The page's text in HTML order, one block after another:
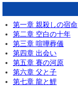
第一章 親殺しの宿命
第二章 空白の十年
第三章 喧嘩葬儀
第四章 出会い
第五章 賽の河原
第六章 父と子
第七章 龍と鯉